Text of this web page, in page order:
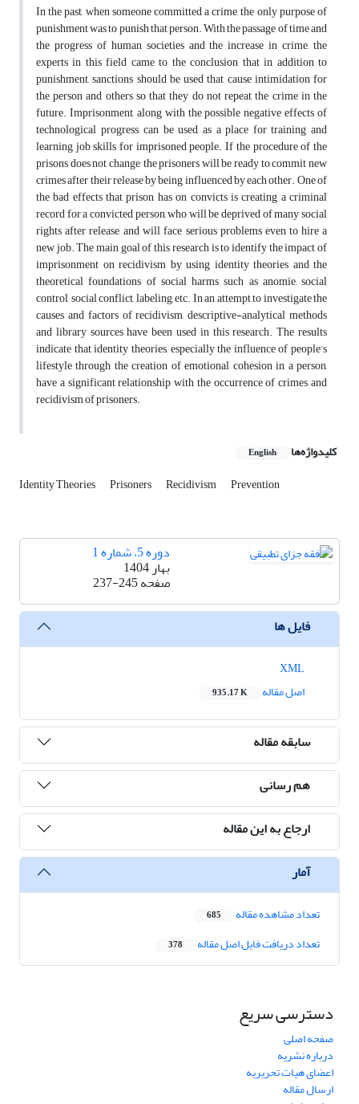
In the past, when someone committed a crime, the only purpose of
punishment was to punish that person. With the passage of time and
the progress of human societies and the increase in crime, the
experts in this field came to the conclusion that in addition to
punishment, sanctions should be used that cause intimidation for
the person and others so that they do not repeat the crime in the
future. Imprisonment, along with the possible negative effects of
technological progress, can be used as a place for training and
learning job skills for imprisoned people. If the procedure of the
prisons does not change, the prisoners will be ready to commit new
crimes after their release by being influenced by each other. One of
the bad effects that prison has on convicts is creating a criminal
record for a convicted person, who will be deprived of many social
rights after release, and will face serious problems even to hire a
new job. The main goal of this research is to identify the impact of
imprisonment on recidivism by using identity theories and the
theoretical foundations of social harms such as anomie, social
control, social conflict, labeling, etc. In an attempt to investigate the
causes and factors of recidivism, descriptive-analytical methods
and library sources have been used in this research. The results
indicate that identity theories, especially the influence of people's
lifestyle through the creation of emotional cohesion in a person,
have a significant relationship with the occurrence of crimes and
recidivism of prisoners.
کلیدواژه‌ها English
Identity Theories Prisoners Recidivism Prevention
دوره 5، شماره 1
بهار 1404
صفحه237-245
فایل ها
اصل مقاله
935.17 K
سابقه مقاله
هم رسانی
ارجاع به این مقاله
آمار
تعداد مشاهده مقاله 685
تعداد دریافت فایل اصل مقاله 378
دسترسی سریع
صفحه اصلی
درباره نشریه
اعضای هیات تحریریه
ارسال مقاله